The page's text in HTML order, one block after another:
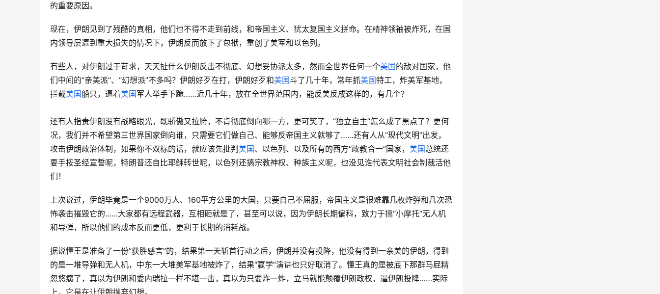
的重要原因。
现在，伊朗见到了残酷的真相，他们也不得不走到前线，和帝国主义、犹太复国主义拼命。在精神领袖被炸死，在国
内领导层遭到重大损失的情况下，伊朗反而放下了包袱，重创了美军和以色列。
有些人，对伊朗过于苛求，天天扯什么伊朗反击不彻底、幻想妥协派太多，然而全世界任何一个美国的敌对国家，他
们中间的“亲美派”、“幻想派”不多吗？伊朗好歹在打，伊朗好歹和美国斗了几十年，常年抓美国特工，炸美军基地，
拦截美国船只，逼着美国军人举手下跪……近几十年，放在全世界范围内，能反美反成这样的，有几个？
还有人指责伊朗没有战略眼光，既骄傲又拉胯，不肯彻底倒向哪一方，更可笑了，“独立自主”怎么成了黑点了？更何
况，我们并不希望第三世界国家倒向谁，只需要它们做自己、能够反帝国主义就够了……还有人从“现代文明”出发，
攻击伊朗政治体制，如果你不双标的话，就应该先批判 美国、以色列、以及所有的西方“政教合一”国家， 美国总统还
要手按圣经宣誓呢，特朗普还自比耶稣转世呢，以色列还搞宗教神权、种族主义呢，也没见谁代表文明社会制裁活他
们！
上次说过，伊朗毕竟是一个9000万人、160平方公里的大国，只要自己不屈服，帝国主义是很难靠几枚炸弹和几次恐
怖袭击摧毁它的……大家都有远程武器，互相砸就是了，甚至可以说，因为伊朗长期偏科，致力于搞“小摩托”无人机
和导弹，所以他们的成本反而更低，更利于长期的消耗战。
据说懂王是准备了一份“获胜感言”的，结果第一天斩首行动之后，伊朗并没有投降，他没有得到一亲美的伊朗，得到
的是一堆导弹和无人机，中东一大堆美军基地被炸了，结果“赢学”演讲也只好取消了。懂王真的是被底下那群马屁精
忽悠瘸了，真以为伊朗和委内瑞拉一样不堪一击，真以为只要炸一炸，立马就能颠覆伊朗政权，逼伊朗投降……实际